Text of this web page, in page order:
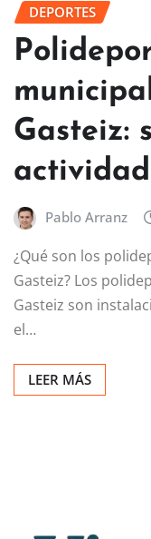
DEPORTES
Gasteiz:
Pablo Arranz
¿Qué son los
Gasteiz? Los
Gasteiz son
el…
LEER MÁS